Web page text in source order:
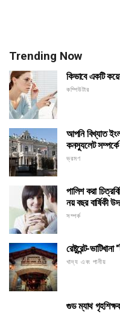
Trending Now
কিভাবে একটি
কম্পিউটার
আপনি বিখ্যাত
কনস্যুলেট
ভ্রমণ
পালিশ করা
নয় বছর বার্ষিকী
সম্পর্ক
রেষ্টুরেন্ট-
খাদ্য এবং পানীয়
গুড ম্যাথ